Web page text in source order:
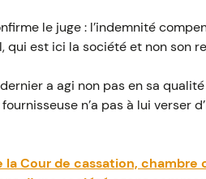
le juge : l’indemnité
qui est ici la société et non son
a agi non pas en sa
n’a pas à lui verser
la Cour de cassation,